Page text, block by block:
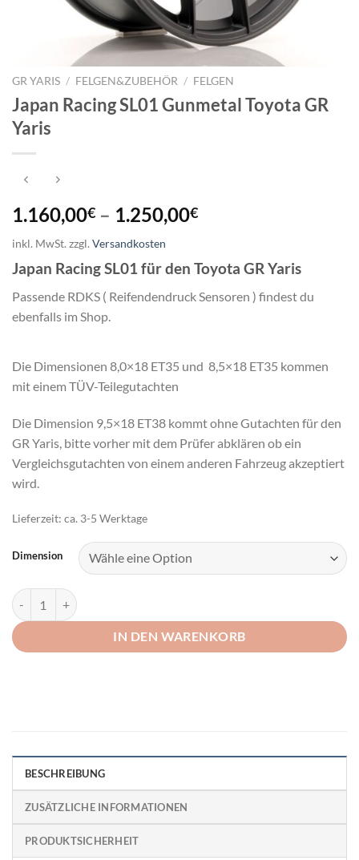
GR YARIS / FELGEN&ZUBEHÖR / FELGEN
Japan Racing SL01 Gunmetal Toyota GR
Yaris
1.160,00€ – 1.250,00€
inkl. MwSt.zzgl.Versandkosten
Japan Racing SL01 für den Toyota GR Yaris
Passende RDKS ( Reifendendruck Sensoren ) findest du
ebenfalls im Shop.
Die Dimensionen 8,0×18 ET35 und 8,5×18 ET35 kommen
mit einem TÜV-Teilegutachten
Die Dimension 9,5×18 ET38 kommt ohne Gutachten für den
GR Yaris, bitte vorher mit dem Prüfer abklären ob ein
Vergleichsgutachten von einem anderen Fahrzeug akzeptiert
wird.
Lieferzeit: ca. 3-5 Werktage
Dimension
Japan Racing SL01 Gunmetal Toyota GR Yaris Menge
IN DEN WARENKORB
BESCHREIBUNG
ZUSÄTZLICHE INFORMATIONEN
PRODUKTSICHERHEIT